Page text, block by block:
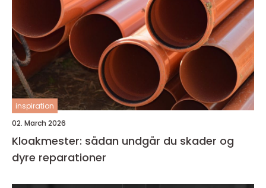
inspiration
02. March 2026
Kloakmester: sådan undgår du skader og
dyre reparationer